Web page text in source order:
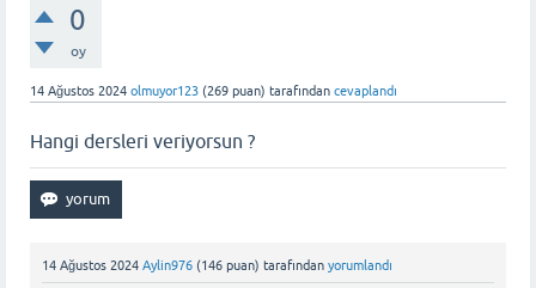
0
oy
14 Ağustos 2024 olmuyor123 (269 puan) tarafından cevaplandı
Hangi dersleri veriyorsun ?
14 Ağustos 2024 Aylin976 (146 puan) tarafından yorumlandı